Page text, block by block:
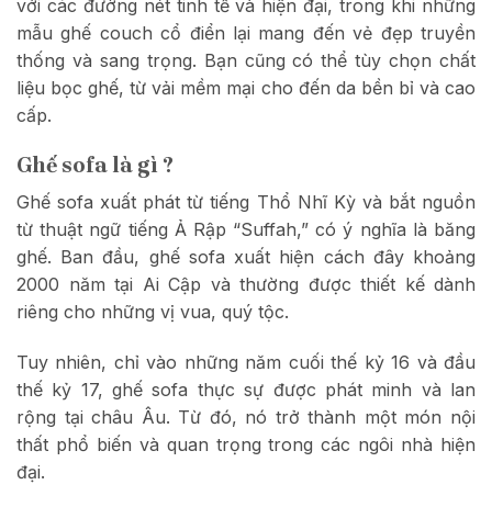
với các đường nét tinh tế và hiện đại, trong khi những
mẫu ghế couch cổ điển lại mang đến vẻ đẹp truyền
thống và sang trọng. Bạn cũng có thể tùy chọn chất
liệu bọc ghế, từ vải mềm mại cho đến da bền bỉ và cao
cấp.
Ghế sofa là gì ?
Ghế sofa xuất phát từ tiếng Thổ Nhĩ Kỳ và bắt nguồn
từ thuật ngữ tiếng Ả Rập “Suffah,” có ý nghĩa là băng
ghế. Ban đầu, ghế sofa xuất hiện cách đây khoảng
2000 năm tại Ai Cập và thường được thiết kế dành
riêng cho những vị vua, quý tộc.
Tuy nhiên, chỉ vào những năm cuối thế kỷ 16 và đầu
thế kỷ 17, ghế sofa thực sự được phát minh và lan
rộng tại châu Âu. Từ đó, nó trở thành một món nội
thất phổ biến và quan trọng trong các ngôi nhà hiện
đại.